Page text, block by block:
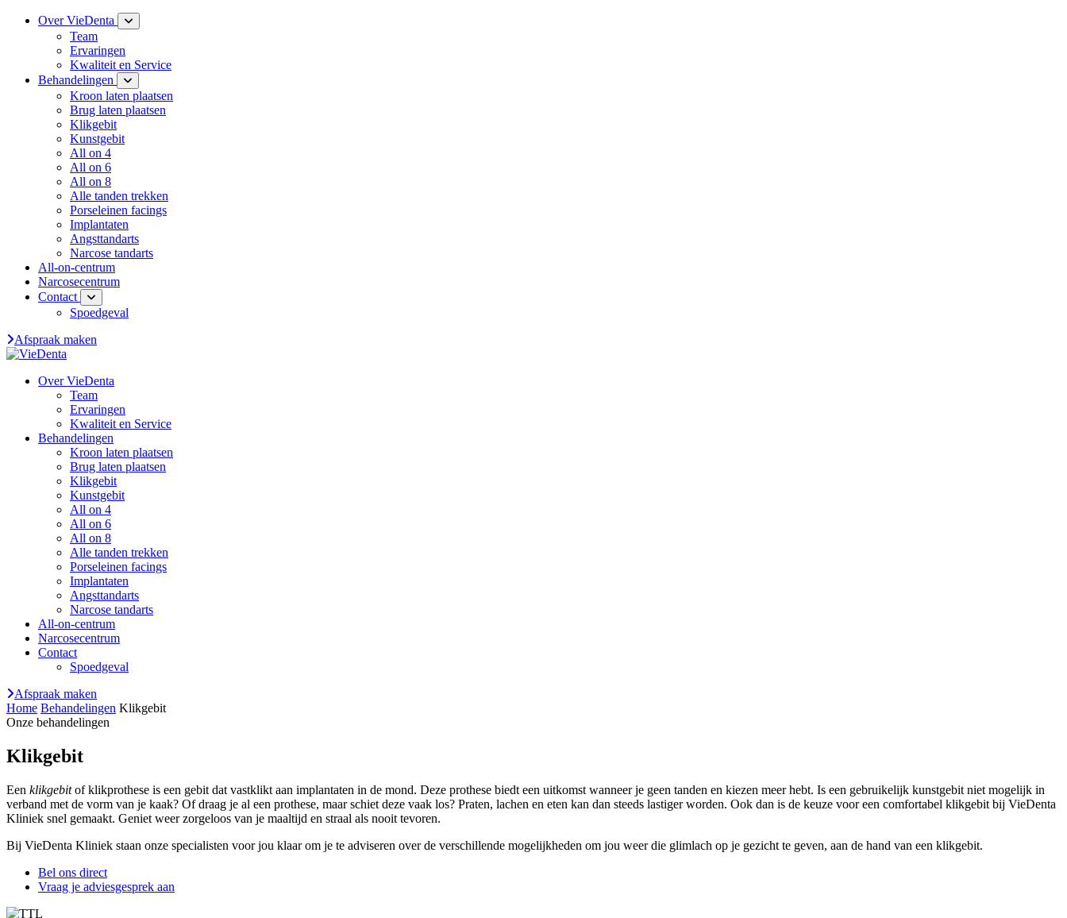
Over VieDenta
Team
Ervaringen
Kwaliteit en Service
Behandelingen
Kroon laten plaatsen
Brug laten plaatsen
Klikgebit
Kunstgebit
All on 4
All on 6
All on 8
Alle tanden trekken
Porseleinen facings
Implantaten
Angsttandarts
Narcose tandarts
All-on-centrum
Narcosecentrum
Contact
Spoedgeval
Afspraak maken
Over VieDenta
Team
Ervaringen
Kwaliteit en Service
Behandelingen
Kroon laten plaatsen
Brug laten plaatsen
Klikgebit
Kunstgebit
All on 4
All on 6
All on 8
Alle tanden trekken
Porseleinen facings
Implantaten
Angsttandarts
Narcose tandarts
All-on-centrum
Narcosecentrum
Contact
Spoedgeval
Afspraak maken
Home Behandelingen Klikgebit
Onze behandelingen
Klikgebit
Een klikgebitof klikprothese is een gebit dat vastklikt aan implantaten in de mond. Deze prothese biedt een uitkomst wanneer je geen tanden en kiezen meer hebt. Is een gebruikelijk kunstgebit niet mogelijk in
verband met de vorm van je kaak? Of draag je al een prothese, maar schiet deze vaak los? Praten, lachen en eten kan dan steeds lastiger worden. Ook dan is de keuze voor een comfortabel klikgebit bij VieDenta
Kliniek snel gemaakt. Geniet weer zorgeloos van je maaltijd en straal als nooit tevoren.
Bij VieDenta Kliniek staan onze specialisten voor jou klaar om je te adviseren over de verschillende mogelijkheden om jou weer die glimlach op je gezicht te geven, aan de hand van een klikgebit.
Bel ons direct
Vraag je adviesgesprek aan